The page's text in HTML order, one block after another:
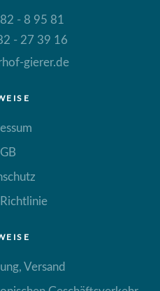
- 8 95 81
- 27 39 16
gierer.de
Versand